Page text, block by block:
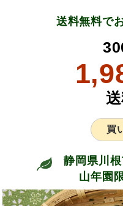
送料無料で
買
静岡県川
山年園